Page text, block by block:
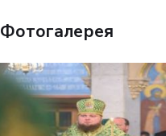
Фотогалерея